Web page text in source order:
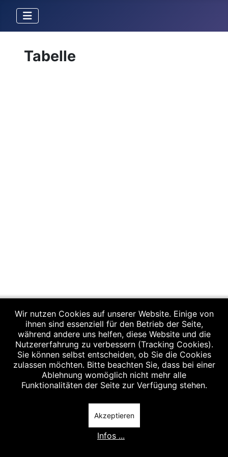
Tabelle
Wir nutzen Cookies auf unserer Website. Einige von
ihnen sind essenziell für den Betrieb der Seite,
während andere uns helfen, diese Website und die
Nutzererfahrung zu verbessern (Tracking Cookies).
Sie können selbst entscheiden, ob Sie die Cookies
zulassen möchten. Bitte beachten Sie, dass bei einer
Ablehnung womöglich nicht mehr alle
Funktionalitäten der Seite zur Verfügung stehen.
Akzeptieren
Infos ...